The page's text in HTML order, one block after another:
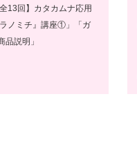
13回】カタカムナ応用
ノミチ』講座①」「ガ
品説明」